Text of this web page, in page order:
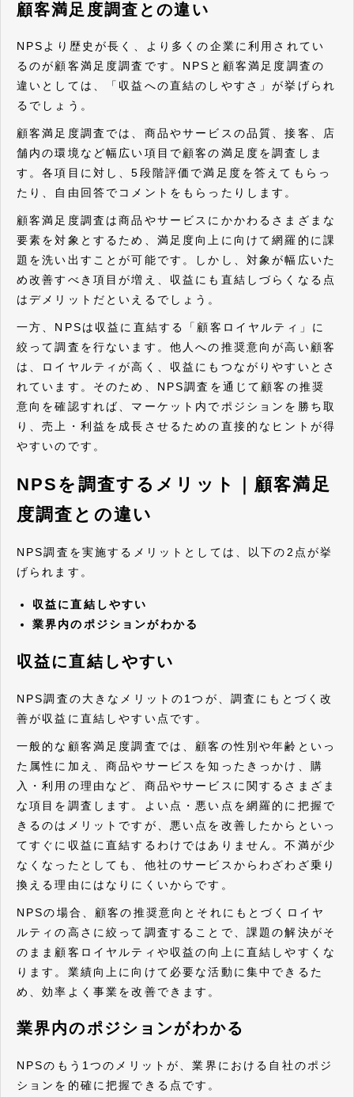
顧客満足度調査との違い
NPSより歴史が長く、より多くの企業に利用されてい
るのが顧客満足度調査です。NPSと顧客満足度調査の
違いとしては、「収益への直結のしやすさ」が挙げられ
るでしょう。
顧客満足度調査では、商品やサービスの品質、接客、店
舗内の環境など幅広い項目で顧客の満足度を調査しま
す。各項目に対し、5段階評価で満足度を答えてもらっ
たり、自由回答でコメントをもらったりします。
顧客満足度調査は商品やサービスにかかわるさまざまな
要素を対象とするため、満足度向上に向けて網羅的に課
題を洗い出すことが可能です。しかし、対象が幅広いた
め改善すべき項目が増え、収益にも直結しづらくなる点
はデメリットだといえるでしょう。
一方、NPSは収益に直結する「顧客ロイヤルティ」に
絞って調査を行ないます。他人への推奨意向が高い顧客
は、ロイヤルティが高く、収益にもつながりやすいとさ
れています。そのため、NPS調査を通じて顧客の推奨
意向を確認すれば、マーケット内でポジションを勝ち取
り、売上・利益を成長させるための直接的なヒントが得
やすいのです。
NPSを調査するメリット｜顧客満足
度調査との違い
NPS調査を実施するメリットとしては、以下の2点が挙
げられます。
収益に直結しやすい
業界内のポジションがわかる
収益に直結しやすい
NPS調査の大きなメリットの1つが、調査にもとづく改
善が収益に直結しやすい点です。
一般的な顧客満足度調査では、顧客の性別や年齢といっ
た属性に加え、商品やサービスを知ったきっかけ、購
入・利用の理由など、商品やサービスに関するさまざま
な項目を調査します。よい点・悪い点を網羅的に把握で
きるのはメリットですが、悪い点を改善したからといっ
てすぐに収益に直結するわけではありません。不満が少
なくなったとしても、他社のサービスからわざわざ乗り
換える理由にはなりにくいからです。
NPSの場合、顧客の推奨意向とそれにもとづくロイヤ
ルティの高さに絞って調査することで、課題の解決がそ
のまま顧客ロイヤルティや収益の向上に直結しやすくな
ります。業績向上に向けて必要な活動に集中できるた
め、効率よく事業を改善できます。
業界内のポジションがわかる
NPSのもう1つのメリットが、業界における自社のポジ
ションを的確に把握できる点です。